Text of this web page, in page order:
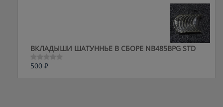
ВКЛАДЫШИ ШАТУННЬЕ В СБОРЕ NB485BPG STD
Оценка
500 ₽